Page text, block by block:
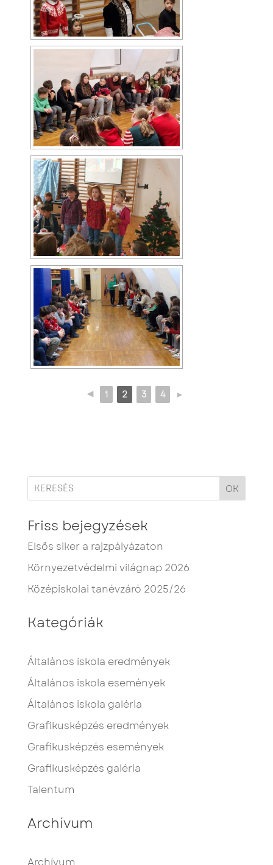
◄ 1 2 3 4 ►
OK
Friss bejegyzések
Elsős siker a rajzpályázaton
Környezetvédelmi világnap 2026
Középiskolai tanévzáró 2025/26
Kategóriák
Általános iskola eredmények
Általános iskola események
Általános iskola galéria
Grafikusképzés eredmények
Grafikusképzés események
Grafikusképzés galéria
Talentum
Archívum